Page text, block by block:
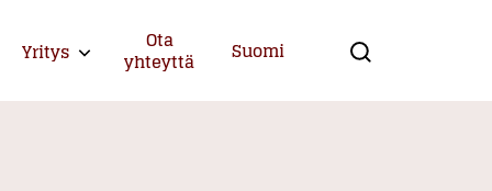
Yritys Expand child menu
Ota
yhteyttä Suomi